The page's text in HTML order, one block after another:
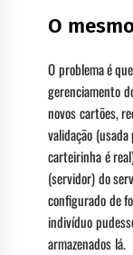
O
O problema é
gerenciamento
novos cartões,
validação
carteirinha é
(servidor) do
configurado de
indivíduo
armazenados lá.